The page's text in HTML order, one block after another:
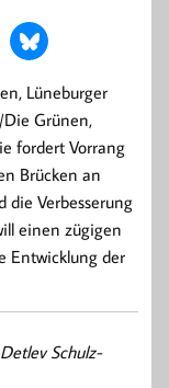
Lüneburger
Grünen,
fordert Vorrang
Brücken an
die Verbesserung
einen zügigen
Entwicklung der
Schulz-